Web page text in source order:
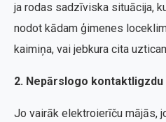
ja rodas sadzīviska situācija,
nodot kādam ģimenes
kaimiņa, vai jebkura cita
2. Nepārslogo
Jo vairāk elektroierīču mājās,